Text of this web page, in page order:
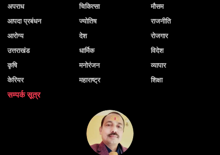
अपराध
आपदा प्रबंधन
आरोग्य
उत्तराखंड
कृषि
केरियर
चिकित्सा
ज्योतिष
देश
धार्मिक
मनोरंजन
महाराष्ट्र
मौसम
राजनीति
रोजगार
विदेश
व्यापार
शिक्षा
सम्पर्क सूत्र